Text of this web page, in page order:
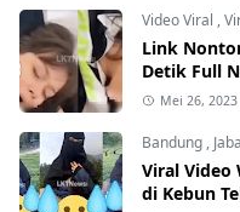
Video Viral ,
Link
Detik Full
Hati-Hati
Mei 26, 2023
Bandung ,
Viral Video
di Kebun